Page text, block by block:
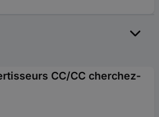
CC/CC cherchez-